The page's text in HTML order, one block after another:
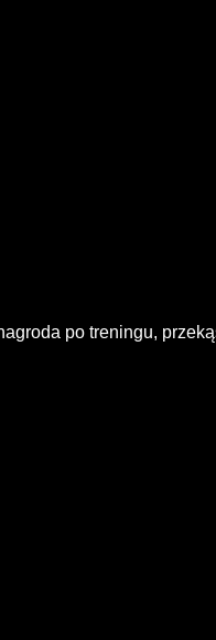
po treningu,